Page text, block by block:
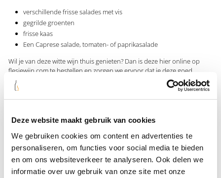
Deze website maakt gebruik van cookies
We gebruiken cookies om content en advertenties te
personaliseren, om functies voor social media te bieden
en om ons websiteverkeer te analyseren. Ook delen we
informatie over uw gebruik van onze site met onze
verschillende frisse salades met vis
gegrilde groenten
frisse kaas
Een Caprese salade, tomaten- of paprikasalade
Wil je van deze witte wijn thuis genieten? Dan is deze hier online op
flesjewijn.com te bestellen en zorgen we ervoor dat je deze goed
verpakt snel thuis bezorgd krijgt. Kan je niet wachten om van de
Domaine de Menard Cuvée Marine te genieten? Bestel deze dan snel
via Flesjewijn.com
Specificaties